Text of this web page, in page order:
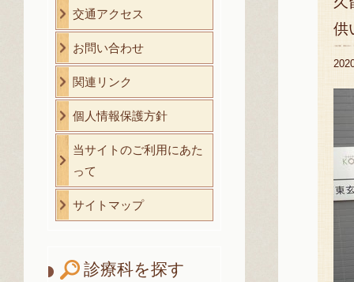
交通アクセス
お問い合わせ
関連リンク
個人情報保護方針
当サイトのご利用にあた
って
サイトマップ
診療科を探す
供